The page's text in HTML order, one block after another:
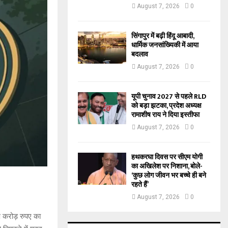
करोड़ रुपए का
August 7, 2026 0
सिंगापुर में बढ़ी हिंदू आबादी,
धार्मिक जनसांख्यिकी में आया
बदलाव
August 7, 2026 0
यूपी चुनाव 2027 से पहले RLD
को बड़ा झटका, प्रदेश अध्यक्ष
रामाशीष राय ने दिया इस्तीफा
August 7, 2026 0
हथकरघा दिवस पर सीएम योगी
का अखिलेश पर निशाना, बोले-
‘कुछ लोग जीवन भर बच्चे ही बने
रहते हैं’
August 7, 2026 0